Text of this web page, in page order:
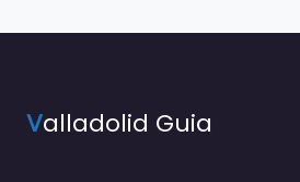
Valladolid Guia